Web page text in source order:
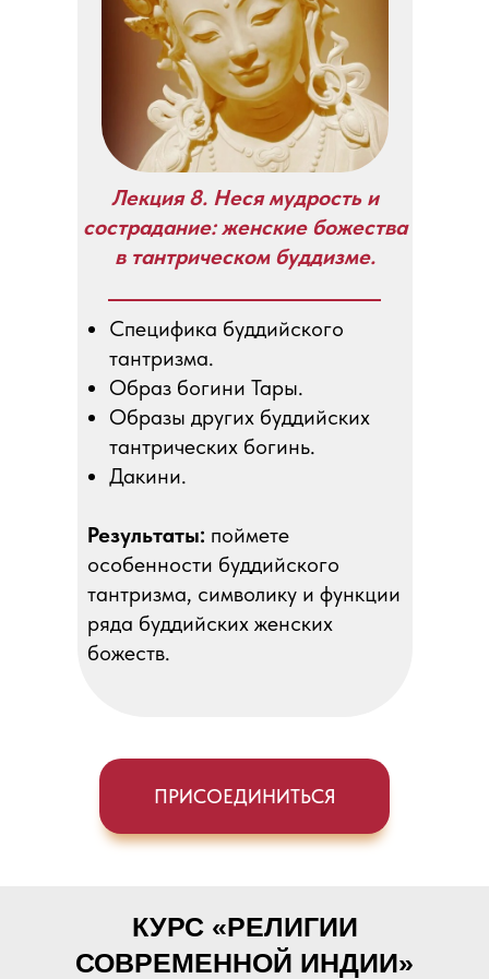
Лекция 8. Неся мудрость и
сострадание: женские божества
в тантрическом буддизме.
ПРИСОЕДИНИТЬСЯ
Специфика буддийского
тантризма.
Образ богини Тары.
Образы других буддийских
тантрических богинь.
Дакини.
Результаты: поймете
особенности буддийского
тантризма, символику и функции
ряда буддийских женских
божеств.
КУРС «РЕЛИГИИ
СОВРЕМЕННОЙ ИНДИИ»